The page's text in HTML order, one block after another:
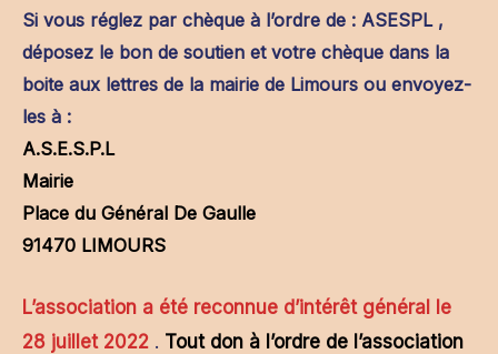
Si vous réglez par chèque à l’ordre de : ASESPL ,
déposez le bon de soutien et votre chèque dans la
boite aux lettres de la mairie de Limours ou envoyez-
les à :
A.S.E.S.P.L
Mairie
Place du Général De Gaulle
91470 LIMOURS
L’association a été reconnue d’intérêt général le
28 juillet 2022 . Tout don à l’ordre de l’association